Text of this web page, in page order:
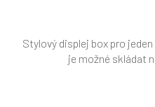
Stylový displej box pro
je možné skládat